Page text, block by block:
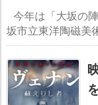
今年は「大坂の
坂市立東洋陶磁美